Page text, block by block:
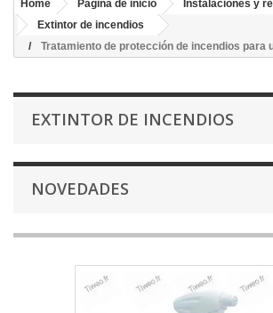
Home Página de inicio
Instalaciones y
Extintor de incendios
Tratamiento de protección de incendios para
EXTINTOR DE INCENDIOS
NOVEDADES